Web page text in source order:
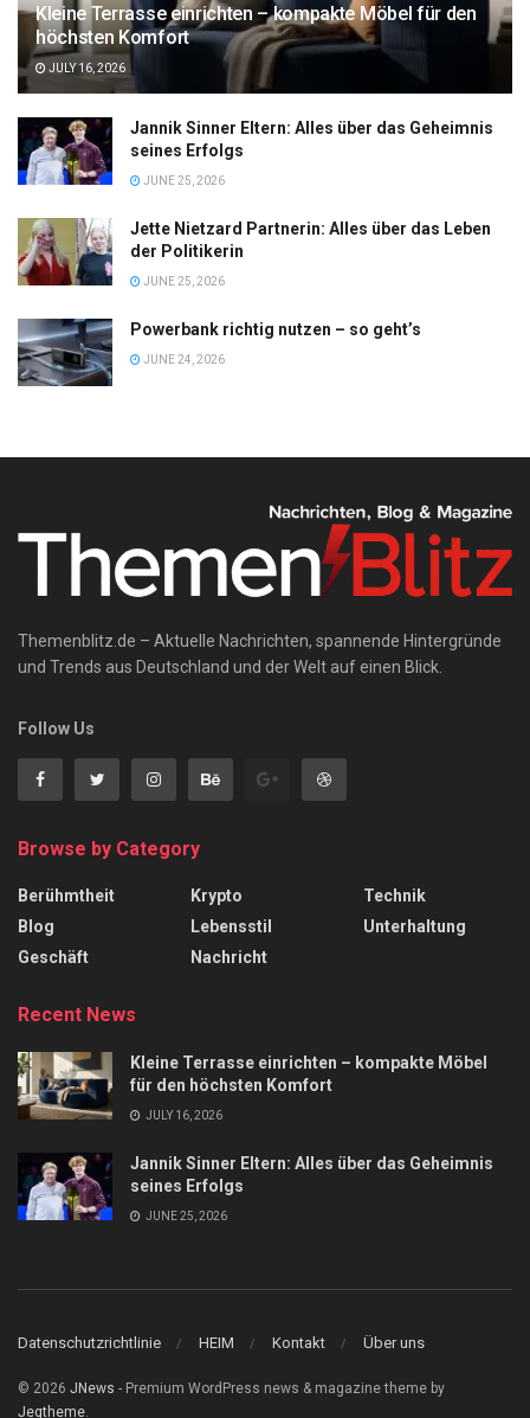
Kleine Terrasse einrichten – kompakte Möbel für den
höchsten Komfort
JULY 16, 2026
Jannik Sinner Eltern: Alles über das Geheimnis
seines Erfolgs
JUNE 25, 2026
Jette Nietzard Partnerin: Alles über das Leben
der Politikerin
JUNE 25, 2026
Powerbank richtig nutzen – so geht’s
JUNE 24, 2026
Themenblitz.de – Aktuelle Nachrichten, spannende Hintergründe
und Trends aus Deutschland und der Welt auf einen Blick.
Follow Us
Browse by Category
Berühmtheit
Blog
Geschäft
Krypto
Lebensstil
Nachricht
Technik
Unterhaltung
Recent News
Kleine Terrasse einrichten – kompakte Möbel
für den höchsten Komfort
JULY 16, 2026
Jannik Sinner Eltern: Alles über das Geheimnis
seines Erfolgs
JUNE 25, 2026
Datenschutzrichtlinie HEIM Kontakt Über uns
© 2026 JNews - Premium WordPress news & magazine theme by
Jegtheme.